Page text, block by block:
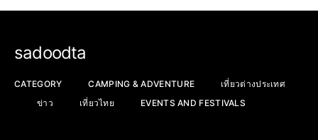
sadoodta
CATEGORY CAMPING & ADVENTURE
เที่ยวต่างประเทศ
ข่าว
เที่ยวไทย EVENTS AND FESTIVALS